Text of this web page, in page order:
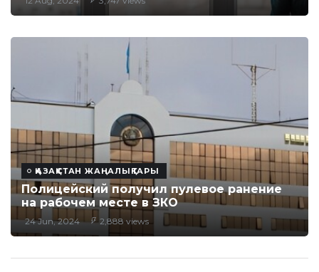
ҚАЗАҚСТАН ЖАҢАЛЫҚТАРЫ
Полицейский получил пулевое ранение
на рабочем месте в ЗКО
24 Jun, 2024 2,888 views